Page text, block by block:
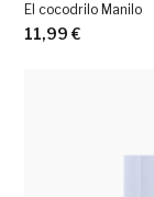
El cocodrilo Manilo
11,99€